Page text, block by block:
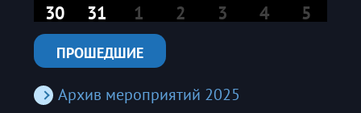
30
31 1 2 3 4 5
ПРОШЕДШИЕ
Архив мероприятий 2025